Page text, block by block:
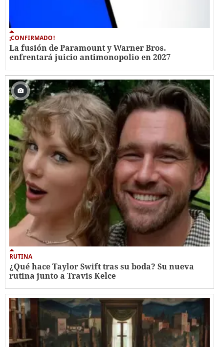
¡CONFIRMADO!
La fusión de Paramount y Warner Bros.
enfrentará juicio antimonopolio en 2027
RUTINA
¿Qué hace Taylor Swift tras su boda? Su nueva
rutina junto a Travis Kelce